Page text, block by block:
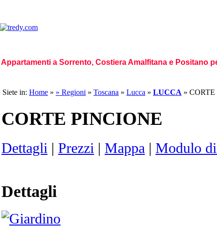
Appartamenti a Sorrento, Costiera Amalfitana e Positano
Siete in: Home » » Regioni » Toscana » Lucca » LUCCA »
CORTE PINCIONE
Dettagli | Prezzi | Mappa | Modulo
Dettagli